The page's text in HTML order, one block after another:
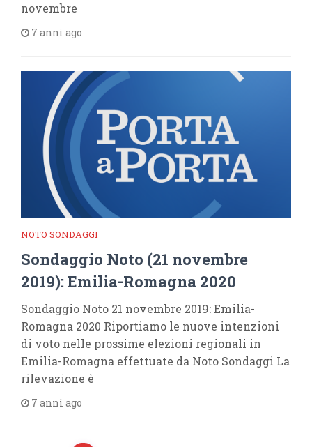
novembre
7 anni ago
NOTO SONDAGGI
Sondaggio Noto (21 novembre
2019): Emilia-Romagna 2020
Sondaggio Noto 21 novembre 2019: Emilia-
Romagna 2020 Riportiamo le nuove intenzioni
di voto nelle prossime elezioni regionali in
Emilia-Romagna effettuate da Noto Sondaggi La
rilevazione è
7 anni ago